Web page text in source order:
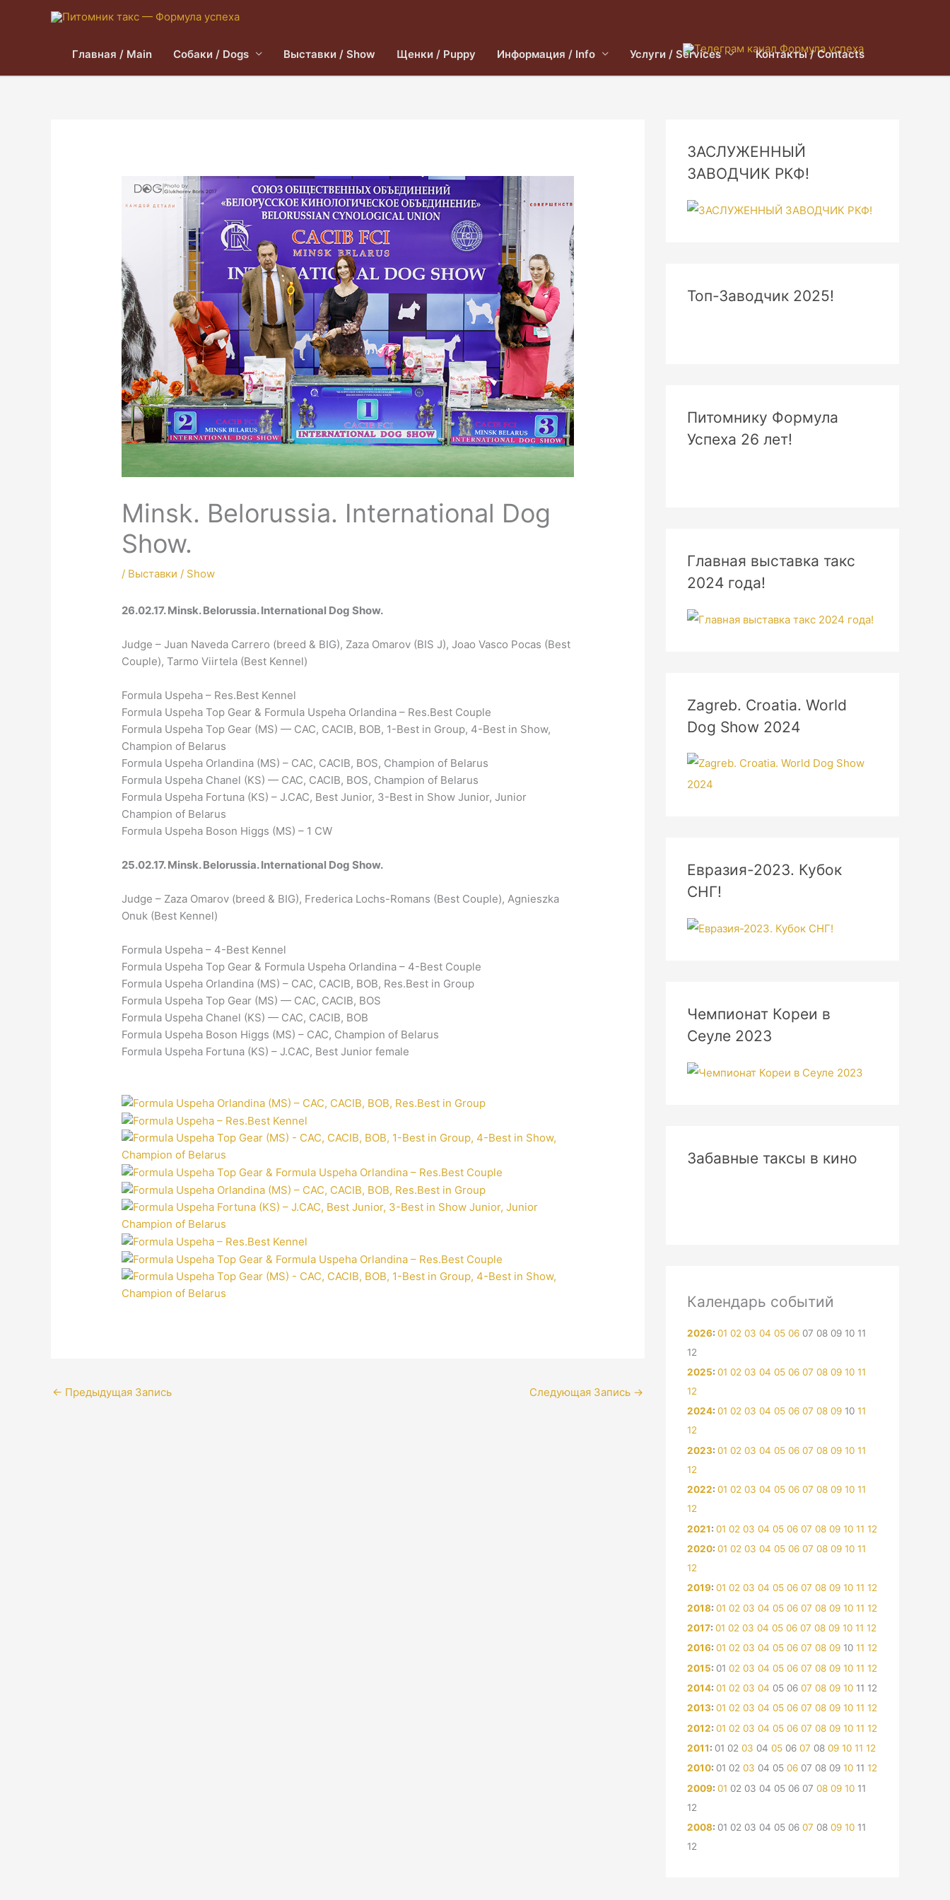
Главная / Main Собаки / Dogs Выставки / Show Щенки / Puppy Информация / Info Услуги / Services Контакты / Contacts
Minsk. Belorussia. International Dog
Show.
/ Выставки / Show
26.02.17. Minsk. Belorussia. International Dog Show.
Judge – Juan Naveda Carrero (breed & BIG), Zaza Omarov (BIS J), Joao Vasco Pocas (Best
Couple), Tarmo Viirtela (Best Kennel)
Formula Uspeha – Res.Best Kennel
Formula Uspeha Top Gear & Formula Uspeha Orlandina – Res.Best Couple
Formula Uspeha Top Gear (MS) — CAC, CACIB, BOB, 1-Best in Group, 4-Best in Show,
Champion of Belarus
Formula Uspeha Orlandina (MS) – CAC, CACIB, BOS, Champion of Belarus
Formula Uspeha Chanel (KS) — CAC, CACIB, BOS, Champion of Belarus
Formula Uspeha Fortuna (KS) – J.CAC, Best Junior, 3-Best in Show Junior, Junior
Champion of Belarus
Formula Uspeha Boson Higgs (MS) – 1 CW
25.02.17. Minsk. Belorussia. International Dog Show.
Judge – Zaza Omarov (breed & BIG), Frederica Lochs-Romans (Best Couple), Agnieszka
Onuk (Best Kennel)
Formula Uspeha – 4-Best Kennel
Formula Uspeha Top Gear & Formula Uspeha Orlandina – 4-Best Couple
Formula Uspeha Orlandina (MS) – CAC, CACIB, BOB, Res.Best in Group
Formula Uspeha Top Gear (MS) — CAC, CACIB, BOS
Formula Uspeha Chanel (KS) — CAC, CACIB, BOB
Formula Uspeha Boson Higgs (MS) – CAC, Champion of Belarus
Formula Uspeha Fortuna (KS) – J.CAC, Best Junior female
← Предыдущая Запись Следующая Запись →
ЗАСЛУЖЕННЫЙ
ЗАВОДЧИК РКФ!
Топ-Заводчик 2025!
Питомнику Формула
Успеха 26 лет!
Главная выставка такс
2024 года!
Zagreb. Croatia. World
Dog Show 2024
Евразия-2023. Кубок
СНГ!
Чемпионат Кореи в
Сеуле 2023
Забавные таксы в кино
Календарь событий
2026: 01 02 03 04 05 06 07 08 09 10 11
12
2025: 01 02 03 04 05 06 07 08 09 10 11
12
2024: 01 02 03 04 05 06 07 08 09 10 11
12
2023: 01 02 03 04 05 06 07 08 09 10 11
12
2022: 01 02 03 04 05 06 07 08 09 10 11
12
2021: 01 02 03 04 05 06 07 08 09 10 11 12
2020: 01 02 03 04 05 06 07 08 09 10 11
12
2019: 01 02 03 04 05 06 07 08 09 10 11 12
2018: 01 02 03 04 05 06 07 08 09 10 11 12
2017: 01 02 03 04 05 06 07 08 09 10 11 12
2016: 01 02 03 04 05 06 07 08 09 10 11 12
2015: 01 02 03 04 05 06 07 08 09 10 11 12
2014: 01 02 03 04 05 06 07 08 09 10 11 12
2013: 01 02 03 04 05 06 07 08 09 10 11 12
2012: 01 02 03 04 05 06 07 08 09 10 11 12
2011: 01 02 03 04 05 06 07 08 09 10 11 12
2010: 01 02 03 04 05 06 07 08 09 10 11 12
2009: 01 02 03 04 05 06 07 08 09 10 11
12
2008: 01 02 03 04 05 06 07 08 09 10 11
12